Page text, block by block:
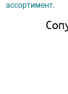
ассортимент.